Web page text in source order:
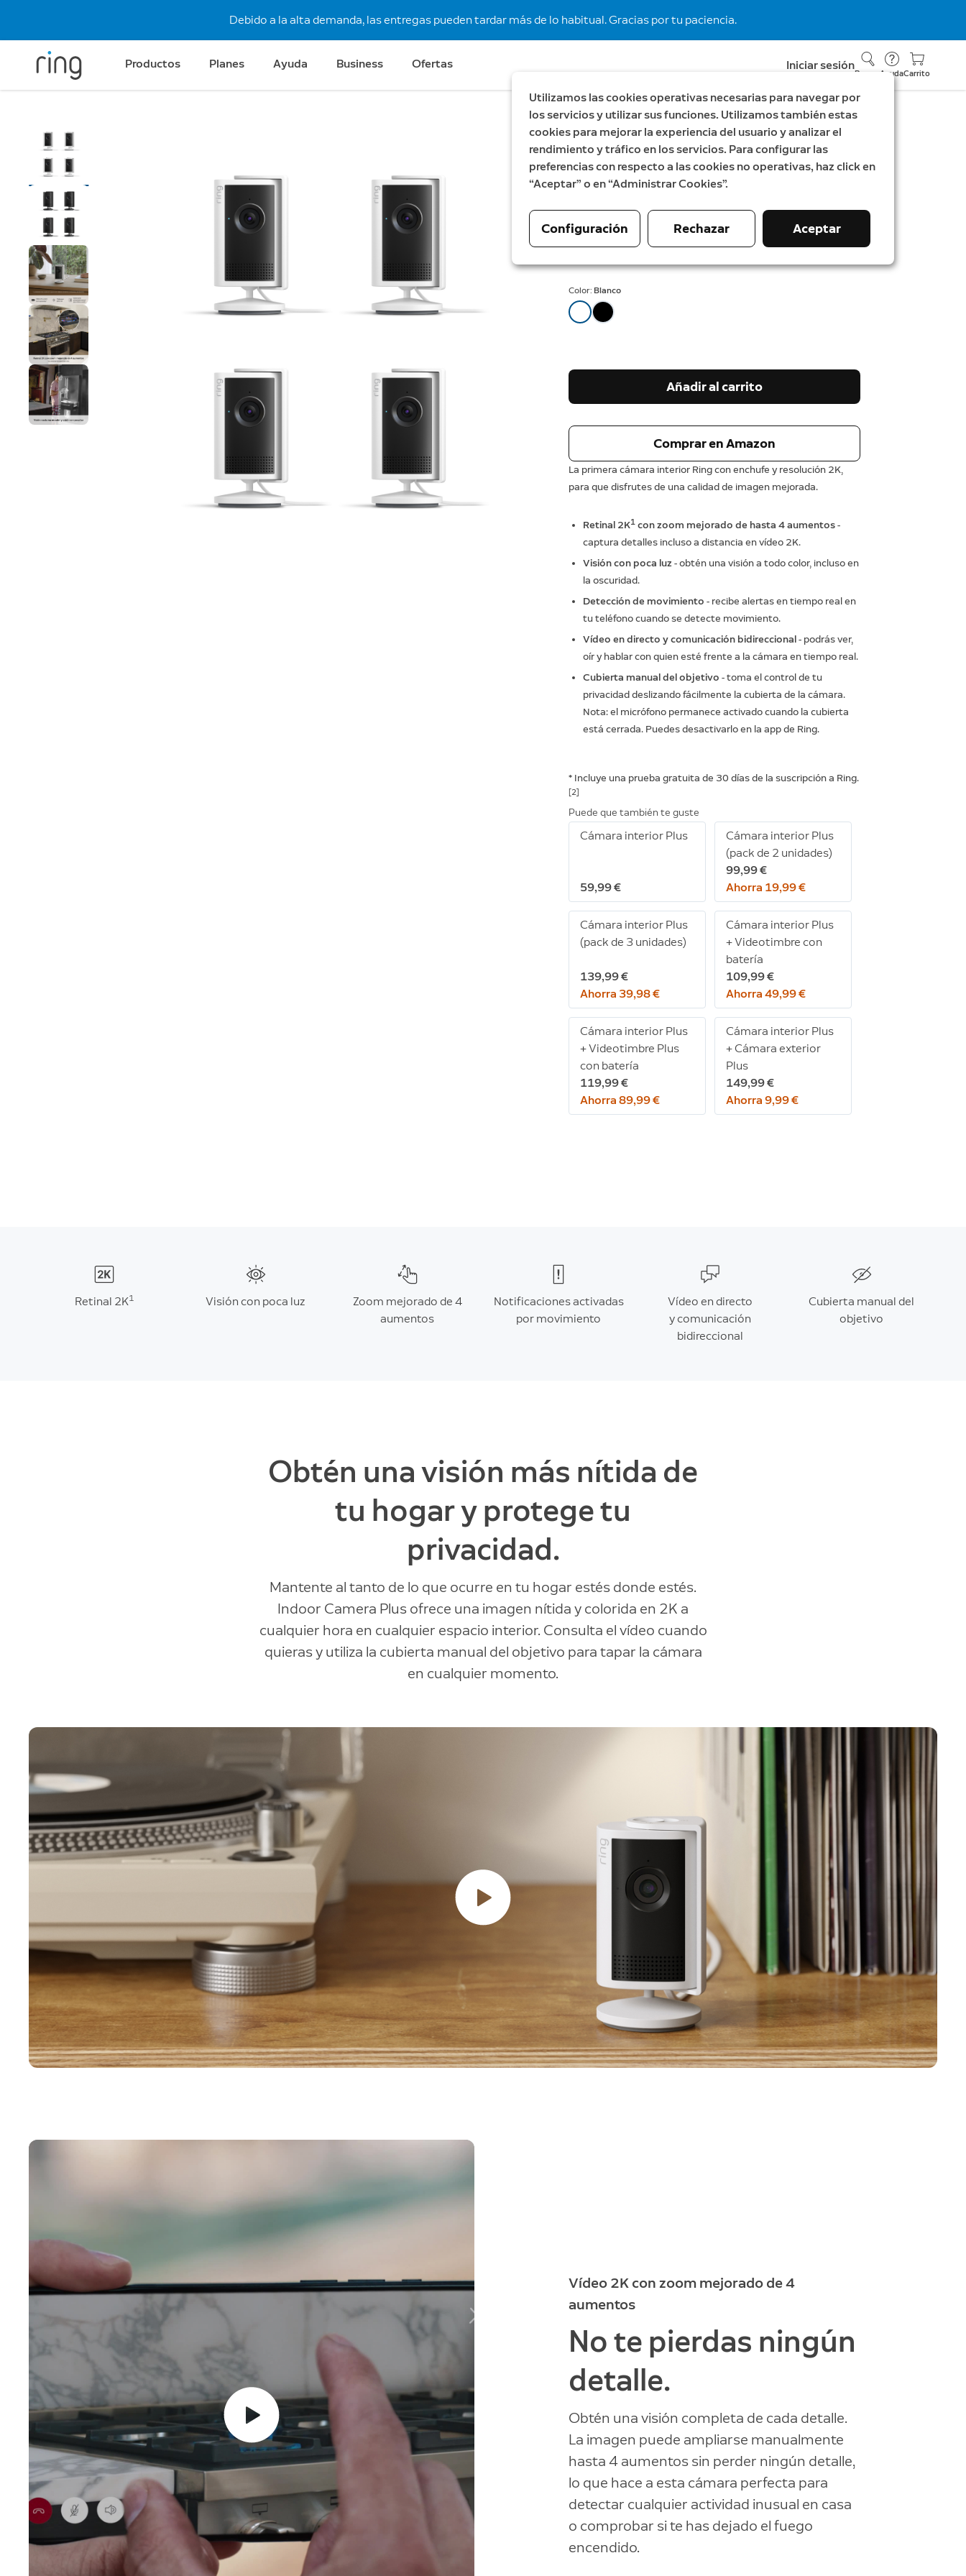
Debido a la alta demanda, las entregas pueden tardar más de lo habitual. Gracias por tu paciencia.
Productos Planes Ayuda Business Ofertas Iniciar sesión
Buscar AyudaCarrito
Retinal 2K Ahorra €59
Cámara interior Plus (pack de 4
Indoor Camera Plus
Ahora
179,99 €Antes
239,96 €
Color: Blanco
Añadir al carrito
Comprar en Amazon
La primera cámara interior Ring con enchufe y resolución 2K,
para que disfrutes de una calidad de imagen mejorada.
Retinal 2K1 con zoom mejorado de hasta 4 aumentos-
captura detalles incluso a distancia en vídeo 2K.
Visión con poca luz- obtén una visión a todo color, incluso en
la oscuridad.
Detección de movimiento - recibe alertas en tiempo real en
tu teléfono cuando se detecte movimiento.
Vídeo en directo y comunicación bidireccional- podrás ver,
oír y hablar con quien esté frente a la cámara en tiempo real.
Cubierta manual del objetivo - toma el control de tu
privacidad deslizando fácilmente la cubierta de la cámara.
Nota: el micrófono permanece activado cuando la cubierta
está cerrada. Puedes desactivarlo en la app de Ring.
* Incluye una prueba gratuita de 30 días de la suscripción a Ring.
[2]
Puede que también te guste
Cámara interior Plus
59,99 €
Cámara interior Plus
(pack de 2 unidades)
99,99 €
Ahorra 19,99 €
Cámara interior Plus
(pack de 3 unidades)
139,99 €
Ahorra 39,98 €
Cámara interior Plus
+ Videotimbre con
batería
109,99 €
Ahorra 49,99 €
Cámara interior Plus
+ Videotimbre Plus
con batería
119,99 €
Ahorra 89,99 €
Cámara interior Plus
+ Cámara exterior
Plus
149,99 €
Ahorra 9,99 €
Retinal 2K1 Visión con poca luz
Zoom mejorado de 4
aumentos
Notificaciones activadas
por movimiento
Vídeo en directo
y comunicación
bidireccional
Cubierta manual del
objetivo
Obtén una visión más nítida de
tu hogar y protege tu
privacidad.
Mantente al tanto de lo que ocurre en tu hogar estés donde estés.
Indoor Camera Plus ofrece una imagen nítida y colorida en 2K a
cualquier hora en cualquier espacio interior. Consulta el vídeo cuando
quieras y utiliza la cubierta manual del objetivo para tapar la cámara
en cualquier momento.
Vídeo 2K con zoom mejorado de 4
aumentos
No te pierdas ningún
detalle.
Obtén una visión completa de cada detalle.
La imagen puede ampliarse manualmente
hasta 4 aumentos sin perder ningún detalle,
lo que hace a esta cámara perfecta para
detectar cualquier actividad inusual en casa
o comprobar si te has dejado el fuego
encendido.
Utilizamos las cookies operativas necesarias para navegar por
los servicios y utilizar sus funciones. Utilizamos también estas
cookies para mejorar la experiencia del usuario y analizar el
rendimiento y tráfico en los servicios. Para configurar las
preferencias con respecto a las cookies no operativas, haz click en
“Aceptar” o en “Administrar Cookies”.
Configuración Rechazar Aceptar